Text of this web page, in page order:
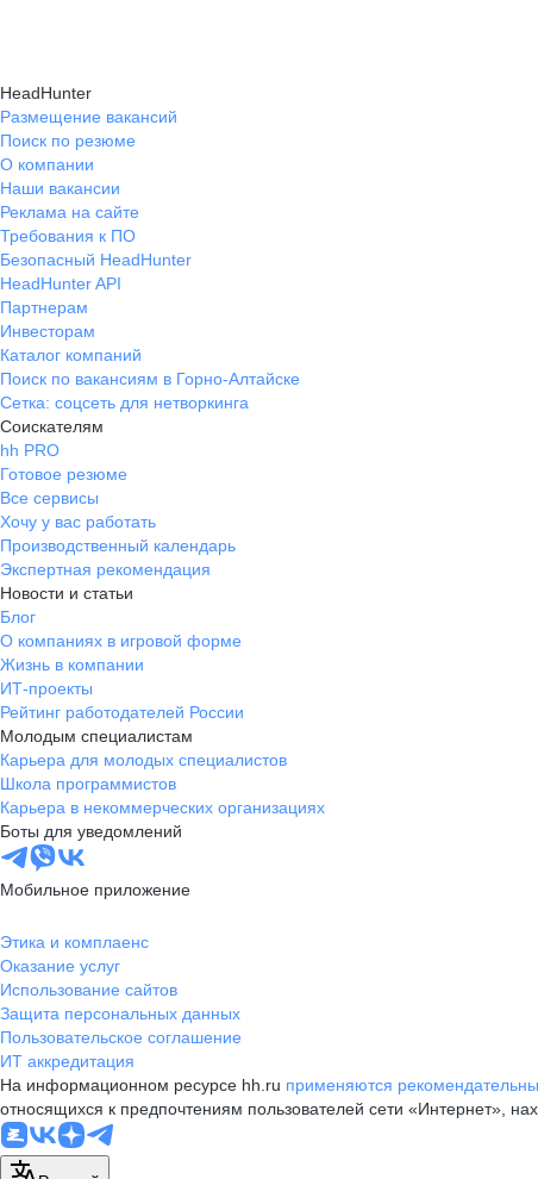
HeadHunter
Размещение вакансий
Поиск по резюме
О компании
Наши вакансии
Реклама на сайте
Требования к ПО
Безопасный HeadHunter
HeadHunter API
Партнерам
Инвесторам
Каталог компаний
Поиск по вакансиям в Горно-Алтайске
Сетка: соцсеть для нетворкинга
Соискателям
hh PRO
Готовое резюме
Все сервисы
Хочу у вас работать
Производственный календарь
Экспертная рекомендация
Новости и статьи
Блог
О компаниях в игровой форме
Жизнь в компании
ИТ-проекты
Рейтинг работодателей России
Молодым специалистам
Карьера для молодых специалистов
Школа программистов
Карьера в некоммерческих организациях
Боты для уведомлений
Мобильное приложение
Этика и комплаенс
Оказание услуг
Использование сайтов
Защита персональных данных
Пользовательское соглашение
ИТ аккредитация
На информационном ресурсе hh.ru применяются
относящихся к предпочтениям пользователей сети «Интернет»,